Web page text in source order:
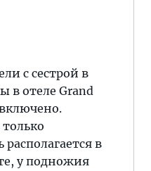
с сестрой в
в отеле Grand
в
у подножия